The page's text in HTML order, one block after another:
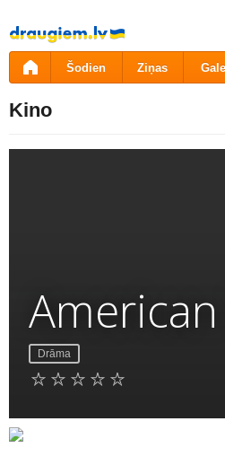
Pāriet
uz
saturu
Šodien Ziņas
Kino
Drāma